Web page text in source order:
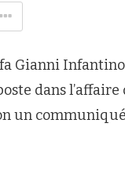
Gianni
dans
un